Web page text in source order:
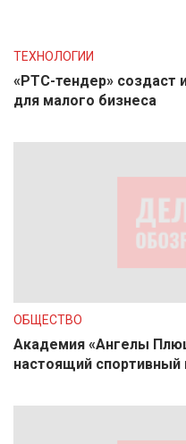
ТЕХНОЛОГИИ
«РТС-тендер» создаст
для малого бизнеса
ОБЩЕСТВО
Академия «Ангелы
настоящий спортивный